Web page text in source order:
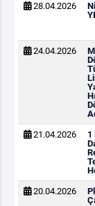
28.04.2026
24.04.2026
21.04.2026
1
20.04.2026